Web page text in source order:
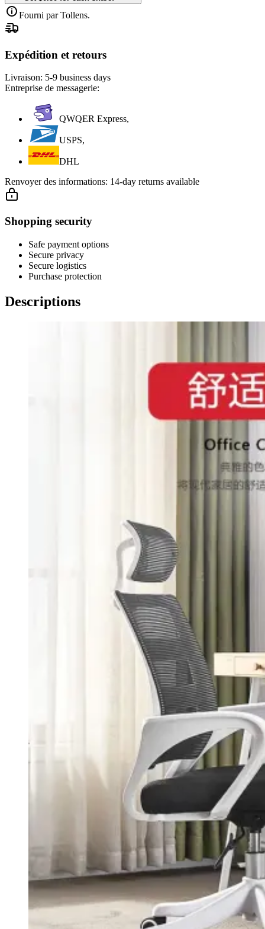
Fourni par Tollens.
Expédition et retours
Livraison: 5-9 business days
Entreprise de messagerie:
QWQER Express,
USPS,
DHL
Renvoyer des informations: 14-day returns available
Shopping security
Safe payment options
Secure privacy
Secure logistics
Purchase protection
Descriptions